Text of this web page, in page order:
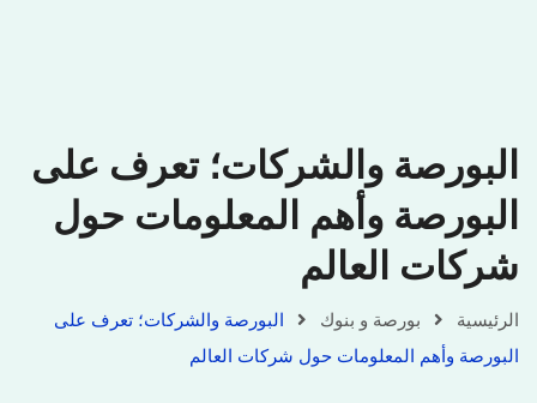
البورصة والشركات؛ تعرف على
البورصة وأهم المعلومات حول
شركات العالم
الرئيسية بورصة و بنوك
البورصة والشركات؛ تعرف على
البورصة وأهم المعلومات حول شركات العالم